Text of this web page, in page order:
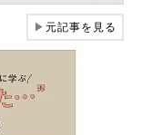
▶元記事を見る